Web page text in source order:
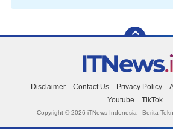
Disclaimer Contact Us Privacy Policy
Youtube
TikTok
Copyright ©2026 iTNews Indonesia - Berita